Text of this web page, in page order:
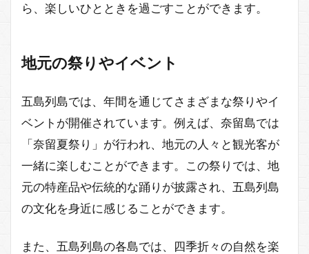
ら、楽しいひとときを過ごすことができます。
地元の祭りやイベント
五島列島では、年間を通じてさまざまな祭りやイ
ベントが開催されています。例えば、奈留島では
「奈留夏祭り」が行われ、地元の人々と観光客が
一緒に楽しむことができます。この祭りでは、地
元の特産品や伝統的な踊りが披露され、五島列島
の文化を身近に感じることができます。
また、五島列島の各島では、四季折々の自然を楽